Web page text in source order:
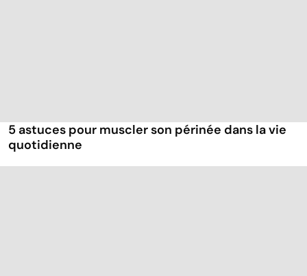
5 astuces pour muscler son périnée dans la vie
quotidienne